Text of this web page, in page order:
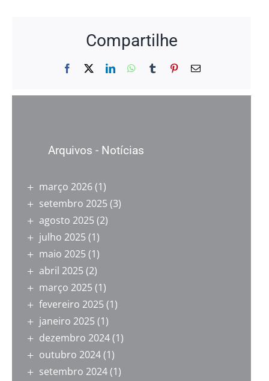
Compartilhe
Facebook LinkedInWhatsApp
Tumblr Pinterest
E-
Arquivos - Notícias
março 2026(1)
setembro 2025 (3)
agosto 2025 (2)
julho 2025 (1)
maio 2025 (1)
abril 2025 (2)
março 2025 (1)
fevereiro 2025 (1)
janeiro 2025 (1)
dezembro 2024(1)
outubro 2024(1)
setembro 2024(1)